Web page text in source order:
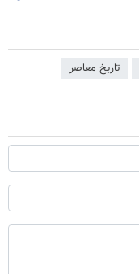
تاریخ معاصر